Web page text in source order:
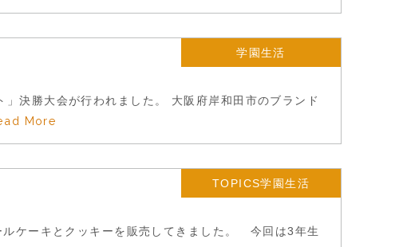
学園生活
決勝大会が行われました。 大阪府岸和田市のブランド
More
TOPICS学園生活
ケーキとクッキーを販売してきました。 今回は3年生